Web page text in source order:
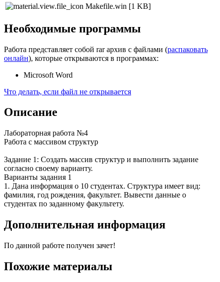
Makefile.win [1 KB]
Необходимые программы
Работа представляет собой rar архив с файлами (распаковать
онлайн), которые открываются в программах:
Microsoft Word
Что делать, если файл не открывается
Описание
Лабораторная работа №4
Работа с массивом структур
Задание 1: Создать массив структур и выполнить задание
согласно своему варианту.
Варианты задания 1
1. Дана информация о 10 студентах. Структура имеет вид:
фамилия, год рождения, факультет. Вывести данные о
студентах по заданному факультету.
Дополнительная информация
По данной работе получен зачет!
Похожие материалы